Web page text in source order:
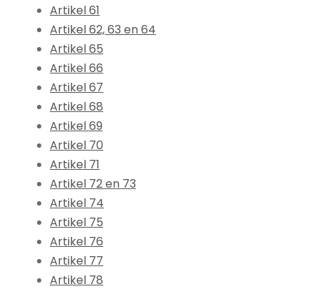
Artikel 61
Artikel 62, 63 en 64
Artikel 65
Artikel 66
Artikel 67
Artikel 68
Artikel 69
Artikel 70
Artikel 71
Artikel 72 en 73
Artikel 74
Artikel 75
Artikel 76
Artikel 77
Artikel 78